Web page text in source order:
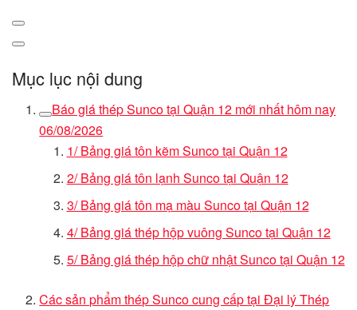
Mục lục nội dung
Báo giá thép Sunco tại Quận 12 mới nhất hôm nay
06/08/2026
1/ Bảng giá tôn kẽm Sunco tại Quận 12
2/ Bảng giá tôn lạnh Sunco tại Quận 12
3/ Bảng giá tôn mạ màu Sunco tại Quận 12
4/ Bảng giá thép hộp vuông Sunco tại Quận 12
5/ Bảng giá thép hộp chữ nhật Sunco tại Quận 12
Các sản phẩm thép Sunco cung cấp tại Đại lý Thép